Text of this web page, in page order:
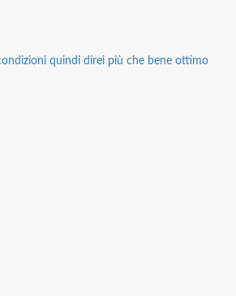
quindi direi più che bene ottimo